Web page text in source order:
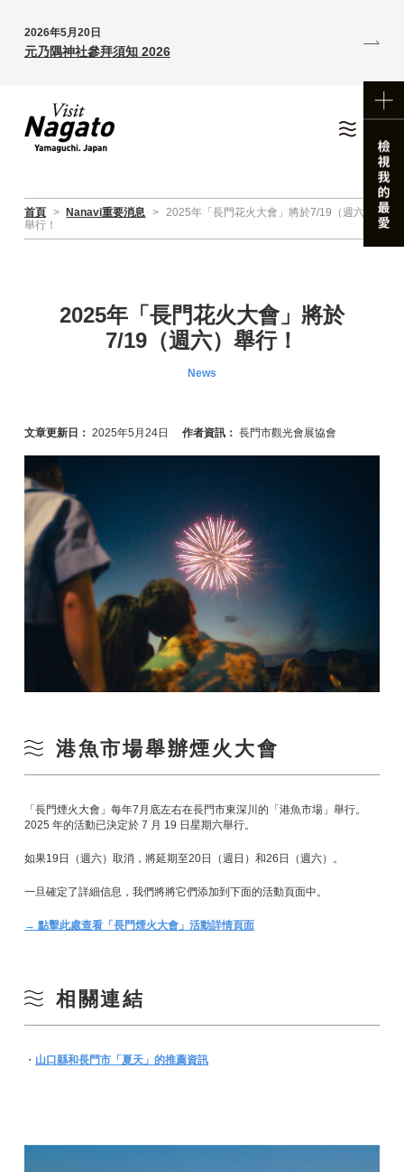
2026年5月20日
元乃隅神社參拜須知 2026
首頁 > Nanavi重要消息 > 2025年「長門花火大會」將於7/19（週六）
舉行！
2025年「長門花火大會」將於
7/19（週六）舉行！
News
文章更新日： 2025年5月24日 作者資訊： 長門市觀光會展協會
港魚市場舉辦煙火大會
「長門煙火大會」每年7月底左右在長門市東深川的「港魚市場」舉行。
2025 年的活動已決定於 7 月 19 日星期六舉行。
如果19日（週六）取消，將延期至20日（週日）和26日（週六）。
一旦確定了詳細信息，我們將將它們添加到下面的活動頁面中。
→ 點擊此處查看「長門煙火大會」活動詳情頁面
相關連結
・ 山口縣和長門市「夏天」的推薦資訊